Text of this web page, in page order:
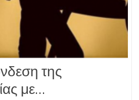
της
με…